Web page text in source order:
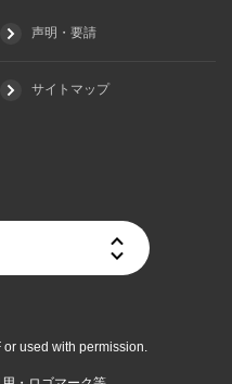
声明・要請
サイトマップ
used with permission.